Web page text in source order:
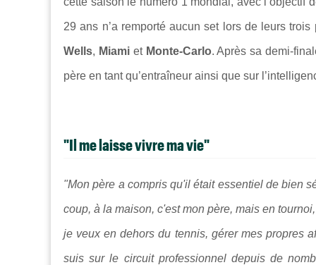
29 ans n’a remporté aucun set lors de leurs
Wells, Miamiet Monte-Carlo. Après sa demi-
père en tant qu’entraîneur ainsi que sur
"Il me laisse vivre ma vie"
"Mon père a compris qu'il était essentiel de bien
coup, à la maison, c'est mon père, mais en
je veux en dehors du tennis, gérer mes propres
suis sur le circuit professionnel depuis de